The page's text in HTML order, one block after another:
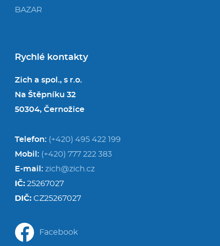
BAZAR
Rychlé kontakty
Zich a spol., s r.o.
Na Štěpníku 32
50304, Černožice
Telefon: (+420) 495 422 199
Mobil: (+420) 777 222 383
E-mail: zich@zich.cz
IČ: 25267027
DIČ: CZ25267027
Facebook